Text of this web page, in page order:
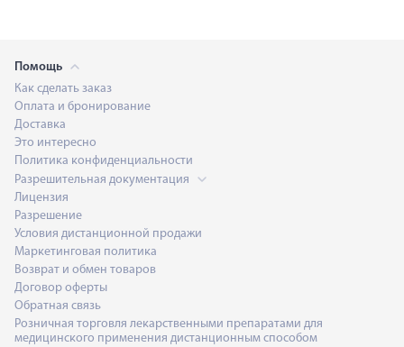
Помощь
Как сделать заказ
Оплата и бронирование
Доставка
Это интересно
Политика конфиденциальности
Разрешительная документация
Лицензия
Разрешение
Условия дистанционной продажи
Маркетинговая политика
Возврат и обмен товаров
Договор оферты
Обратная связь
Розничная торговля лекарственными препаратами для
медицинского применения дистанционным способом